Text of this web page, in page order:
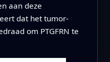
aan deze
dat het tumor-
om PTGFRN te